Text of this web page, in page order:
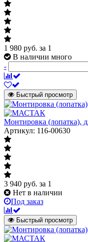
1 980 руб. за 1
В наличии много
-
Быстрый просмотр
Монтировка
Артикул: 116-00630
3 940 руб. за 1
Нет в наличии
Под заказ
Быстрый просмотр